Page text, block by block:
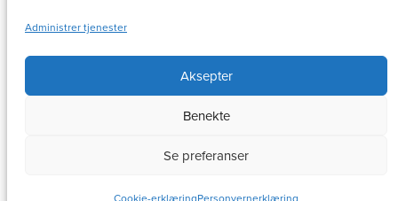
Administrer tjenester
Aksepter
Benekte
Se preferanser
Cookie-erklæringPersonvernerklæring
Nettside bygd og ivaretatt av